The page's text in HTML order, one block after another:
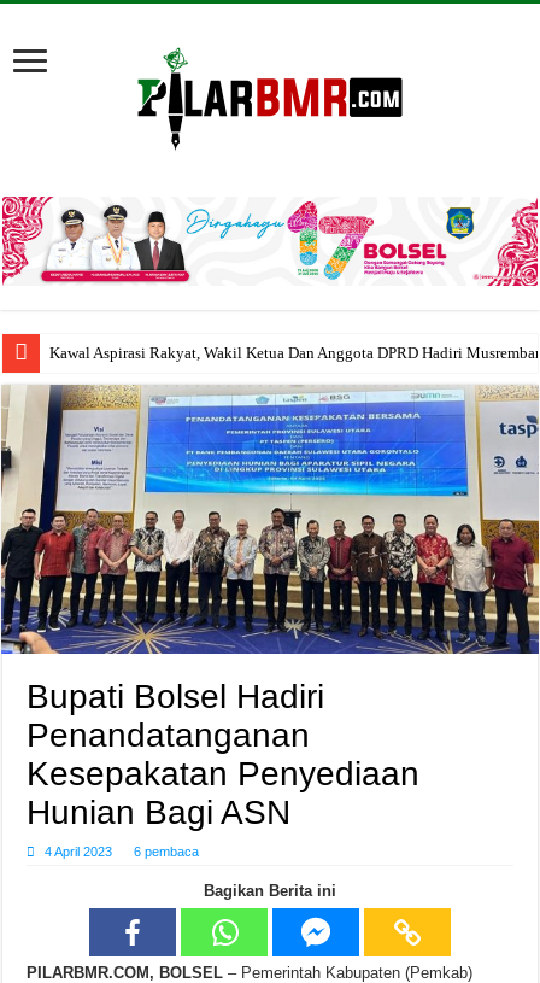
Kawal Aspirasi Rakyat, Wakil Ketua Dan Anggota DPRD Hadiri
Bupati Bolsel Hadiri
Penandatanganan
Kesepakatan Penyediaan
Hunian Bagi ASN
4 April 2023 6 pembaca
Bagikan Berita ini
PILARBMR.COM, BOLSEL – Pemerintah Kabupaten (Pemkab)